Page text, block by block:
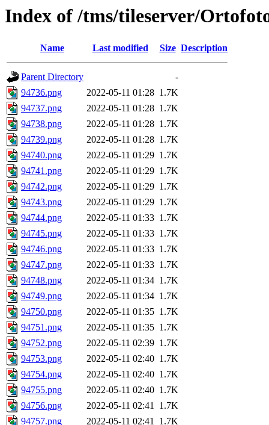
Index of /tms/tileserver/
Name Last modified Size Description
Parent Directory
-
94736.png
2022-05-11 01:28 1.7K
94737.png
2022-05-11 01:28 1.7K
94738.png
2022-05-11 01:28 1.7K
94739.png
2022-05-11 01:28 1.7K
94740.png
2022-05-11 01:29 1.7K
94741.png
2022-05-11 01:29 1.7K
94742.png
2022-05-11 01:29 1.7K
94743.png
2022-05-11 01:29 1.7K
94744.png
2022-05-11 01:33 1.7K
94745.png
2022-05-11 01:33 1.7K
94746.png
2022-05-11 01:33 1.7K
94747.png
2022-05-11 01:33 1.7K
94748.png
2022-05-11 01:34 1.7K
94749.png
2022-05-11 01:34 1.7K
94750.png
2022-05-11 01:35 1.7K
94751.png
2022-05-11 01:35 1.7K
94752.png
2022-05-11 02:39 1.7K
94753.png
2022-05-11 02:40 1.7K
94754.png
2022-05-11 02:40 1.7K
94755.png
2022-05-11 02:40 1.7K
94756.png
2022-05-11 02:41 1.7K
94757.png
2022-05-11 02:41 1.7K